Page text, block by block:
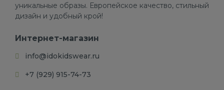
уникальные образы. Европейское качество, стильный
дизайн и удобный крой!
Интернет-магазин
info@idokidswear.ru
+7 (929) 915-74-73